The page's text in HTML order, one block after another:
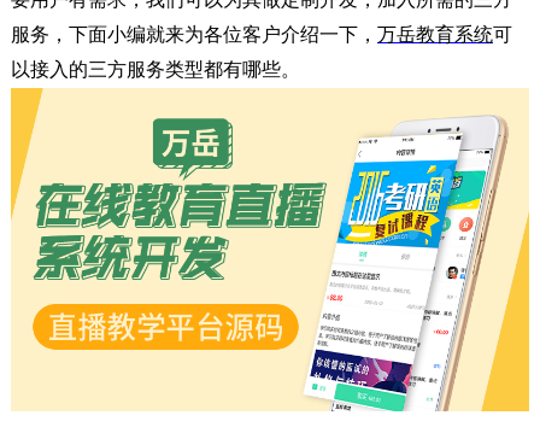
服务，下面小编就来为各位客户介绍一下， 万岳教育系统可
以接入的三方服务类型都有哪些。